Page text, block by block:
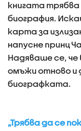
книгата трябва
биография.
карта за
напусне принц
Надяваше се,
омъжи отново и
биографката.
„Трябва да се